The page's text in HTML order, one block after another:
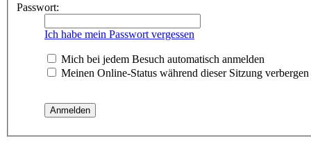
Passwort:
Ich habe mein Passwort vergessen
Mich bei jedem Besuch automatisch anmelden
Meinen Online-Status während dieser Sitzung verbergen